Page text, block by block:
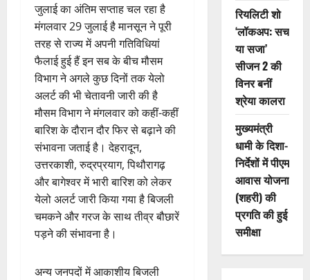
जुलाई का अंतिम सप्ताह चल रहा है
मंगलवार 29 जुलाई है मानसून ने पूरी
तरह से राज्य में अपनी गतिविधियां
फैलाई हुई हैं इन सब के बीच मौसम
विभाग ने अगले कुछ दिनों तक येलो
अलर्ट की भी चेतावनी जारी की है
मौसम विभाग ने मंगलवार को कहीं-कहीं
बारिश के दौरान दौर फिर से बढ़ाने की
संभावना जताई है। देहरादून,
उत्तरकाशी, रुद्रप्रयाग, पिथौरागढ़
और बागेश्वर में भारी बारिश को लेकर
येलो अलर्ट जारी किया गया है बिजली
चमकने और गरज के साथ तीव्र बौछारें
पड़ने की संभावना है।
अन्य जनपदों में आकाशीय बिजली
रियलिटी शो
‘लॉकअप: सच
या सजा’
सीजन 2 की
विनर बनीं
श्रेया कालरा
मुख्यमंत्री
धामी के दिशा-
निर्देशों में पीएम
आवास योजना
(शहरी) की
प्रगति की हुई
समीक्षा